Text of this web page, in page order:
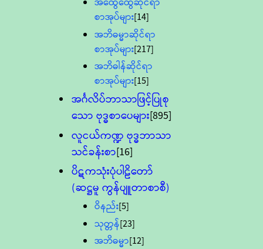
စာအုပ်များ[14]
အဘိဓမ္မာဆိုင်ရာ
စာအုပ်များ[217]
အဘိဓါန်ဆိုင်ရာ
စာအုပ်များ[15]
အင်္ဂလိပ်ဘာသာဖြင့်ပြုစု
သော ဗုဒ္ဓစာပေများ[895]
လူငယ်ကဏ္ဍ ဗုဒ္ဓဘာသာ
သင်ခန်းစာ[16]
ပိဋကသုံးပုံပါဠိတော်
(ဆဋ္ဌမူ ကွန်ပျူတာစာစီ)
ဝိနည်း[5]
သုတ္တန်[23]
အဘိဓမ္မာ[12]